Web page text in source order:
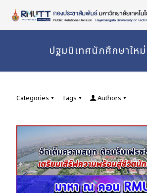
Content
ปฐมนิเทศนักศึกษาให
Categories Tags Authors